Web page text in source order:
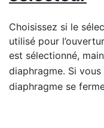
Choisissez si le
utilisé pour
est sélectionné,
diaphragme. Si
diaphragme se